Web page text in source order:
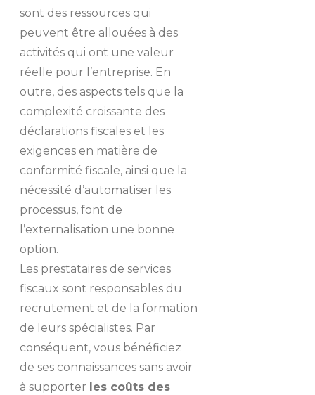
sont des ressources qui
peuvent être allouées à des
activités qui ont une valeur
réelle pour l’entreprise. En
outre, des aspects tels que la
complexité croissante des
déclarations fiscales et les
exigences en matière de
conformité fiscale, ainsi que la
nécessité d’automatiser les
processus, font de
l’externalisation une bonne
option.
Les prestataires de services
fiscaux sont responsables du
recrutement et de la formation
de leurs spécialistes. Par
conséquent, vous bénéficiez
de ses connaissances sans avoir
à supporter les coûts des